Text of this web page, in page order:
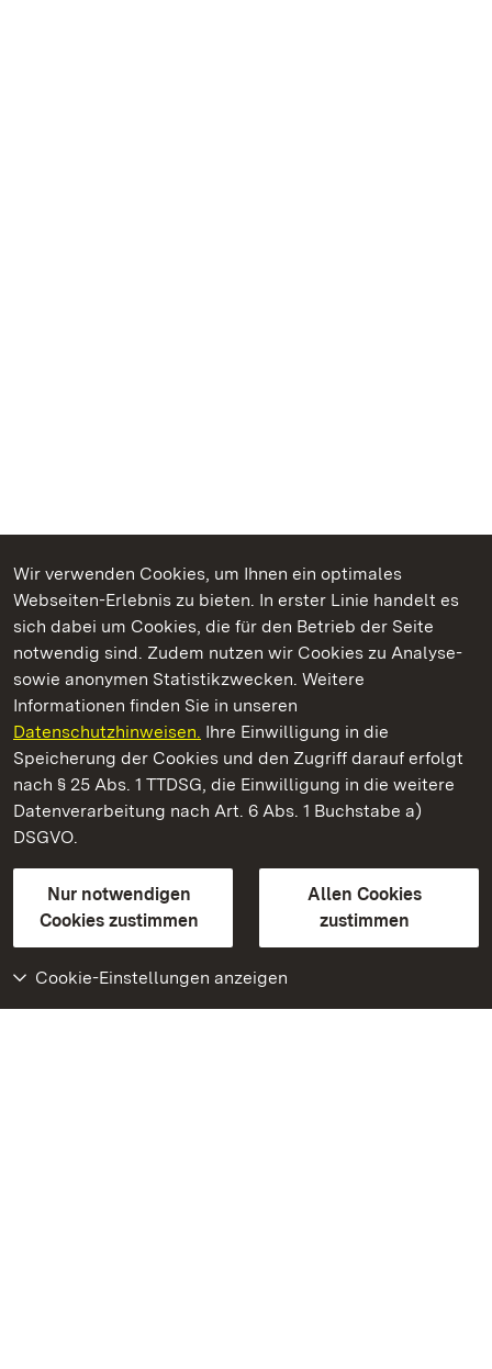
Wir verwenden Cookies, um Ihnen ein optimales
Webseiten-Erlebnis zu bieten. In erster Linie handelt es
sich dabei um Cookies, die für den Betrieb der Seite
notwendig sind. Zudem nutzen wir Cookies zu Analyse-
sowie anonymen Statistikzwecken. Weitere
Informationen finden Sie in unseren
Datenschutzhinweisen. Ihre Einwilligung in die
Speicherung der Cookies und den Zugriff darauf erfolgt
nach § 25 Abs. 1 TTDSG, die Einwilligung in die weitere
Datenverarbeitung nach Art. 6 Abs. 1 Buchstabe a)
DSGVO.
Nur notwendigen
Cookies zustimmen
Allen Cookies
zustimmen
Cookie-Einstellungen anzeigen
Kommen. Staunen. Genießen.
Staatliche Schlösser und Gärten Baden‑Württemberg
Staatliche Schlösser und Gärten Baden-Württemberg
Kontakt
GebärdenspracheLeichte Sprache
Erklärung zur Barrierefreiheit
BITV-konform (geprüfte Seiten)
Weiteres